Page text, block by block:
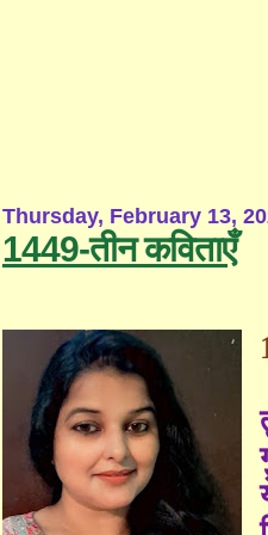
Thursday, February 13,
1449-तीन कविताएँ